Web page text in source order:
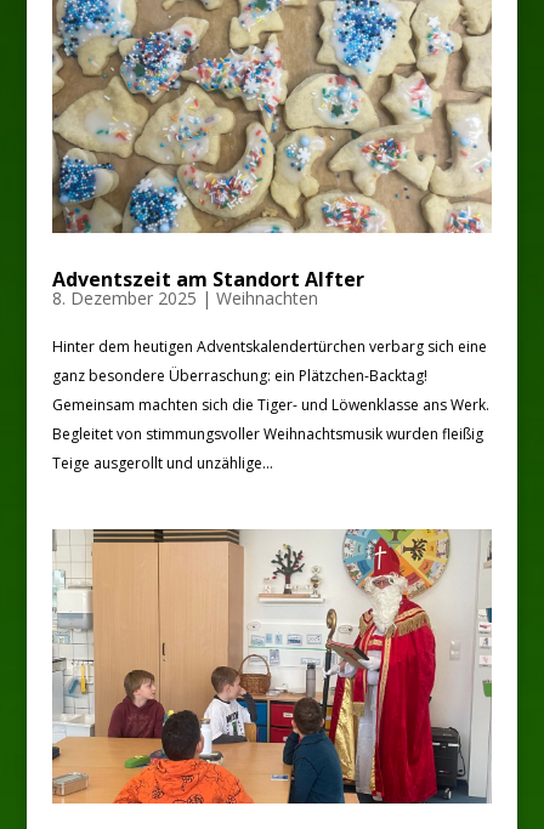
Adventszeit am Standort Alfter
8. Dezember 2025 | Weihnachten
Hinter dem heutigen Adventskalendertürchen verbarg sich eine
ganz besondere Überraschung: ein Plätzchen-Backtag!
Gemeinsam machten sich die Tiger- und Löwenklasse ans Werk.
Begleitet von stimmungsvoller Weihnachtsmusik wurden fleißig
Teige ausgerollt und unzählige...